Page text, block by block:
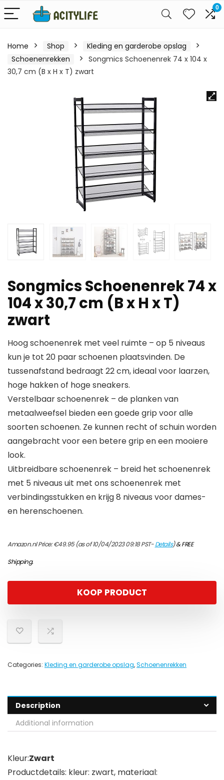
0
Home Shop
Kleding en garderobe opslag
Schoenenrekken
Songmics Schoenenrek 74 x 104 x
30,7 cm (B x H x T) zwart
Songmics Schoenenrek 74 x
104 x 30,7 cm (B x H x T)
zwart
Hoog schoenenrek met veel ruimte – op 5 niveaus
kun je tot 20 paar schoenen plaatsvinden. De
tussenafstand bedraagt 22 cm, ideaal voor laarzen,
hoge hakken of hoge sneakers.
Verstelbaar schoenenrek – de planken van
metaalweefsel bieden een goede grip voor alle
soorten schoenen. Ze kunnen recht of schuin worden
aangebracht voor een betere grip en een mooiere
look.
Uitbreidbare schoenenrek – breid het schoenenrek
met 5 niveaus uit met ons schoenenrek met
verbindingsstukken en krijg 8 niveaus voor dames-
en herenschoenen.
Amazon.nl Price:€49.95(as of 10/04/2023 09:18 PST-Details)&FREE
Shipping.
KOOP PRODUCT
Categories: Kleding en garderobe opslag,Schoenenrekken
Description
Additional information
Kleur:Zwart
Productdetails: kleur: zwart, materiaal: